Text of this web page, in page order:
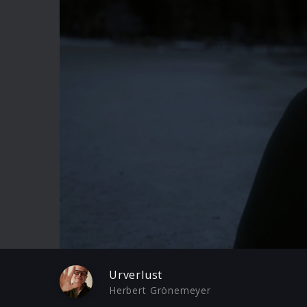
Play
Urverlust
Herbert Grönemeyer